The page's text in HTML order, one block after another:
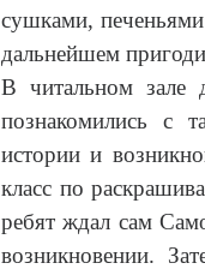
сушками,
дальнейшем
В читальном зале
познакомились с
истории и
класс по
ребят ждал сам
возникновении.